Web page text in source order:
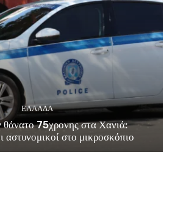
ΕΛΛΑΔΑ
θάνατο 75χρονης στα Χανιά:
αστυνομικοί στο μικροσκόπιο